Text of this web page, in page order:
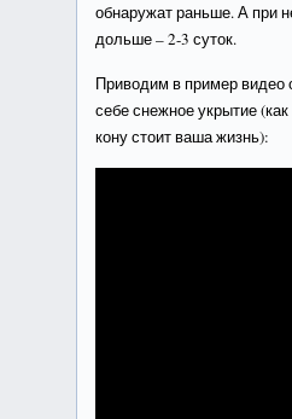
обнаружат раньше. А при
дольше – 2-3 суток.
Приводим в пример видео
себе снежное укрытие
кону стоит ваша жизнь):